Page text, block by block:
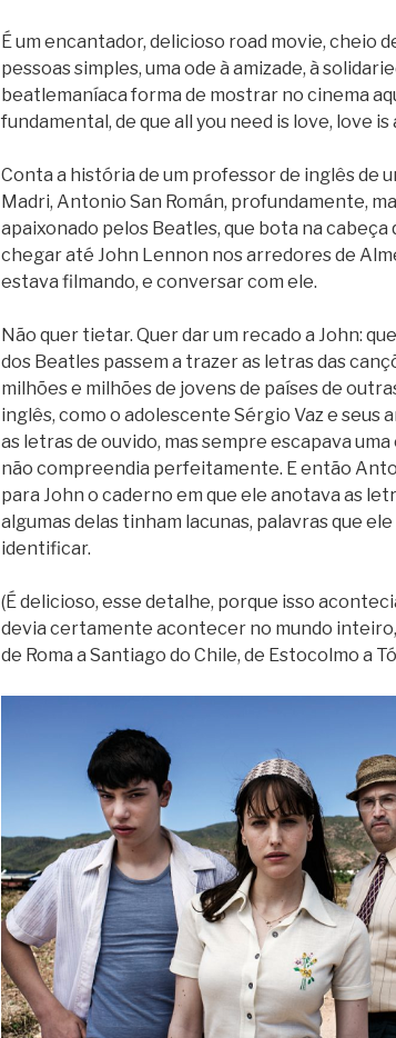
É um encantador, delicioso road movie, cheio
pessoas simples, uma ode à amizade, à
beatlemaníaca forma de mostrar no cinema
fundamental, de que all you need is love, love is
Conta a história de um professor de inglês de
Madri, Antonio San Román, profundamente,
apaixonado pelos Beatles, que bota na cabeça
chegar até John Lennon nos arredores de
estava filmando, e conversar com ele.
Não quer tietar. Quer dar um recado a John:
dos Beatles passem a trazer as letras das
milhões e milhões de jovens de países de
inglês, como o adolescente Sérgio Vaz e seus
as letras de ouvido, mas sempre escapava
não compreendia perfeitamente. E então
para John o caderno em que ele anotava as
algumas delas tinham lacunas, palavras que
identificar.
(É delicioso, esse detalhe, porque isso
devia certamente acontecer no mundo
de Roma a Santiago do Chile, de Estocolmo a